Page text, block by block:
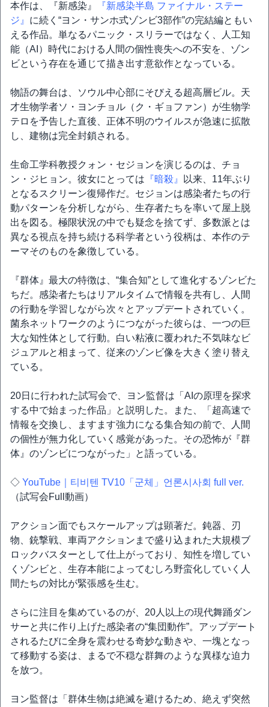
本作は、『新感染』
『新感染半島 ファイナル・ステー
ジ』 に続く“ヨン・サンホ式ゾンビ3部作”の完結編ともい
える作品。単なるパニック・スリラーではなく、人工知
能（AI）時代における人間の個性喪失への不安を、ゾン
ビという存在を通じて描き出す意欲作となっている。
物語の舞台は、ソウル中心部にそびえる超高層ビル。天
才生物学者ソ・ヨンチョル（ク・ギョファン）が生物学
テロを予告した直後、正体不明のウイルスが急速に拡散
し、建物は完全封鎖される。
生命工学科教授クォン・セジョンを演じるのは、チョ
ン・ジヒョン。彼女にとっては 『暗殺』
以来、11年ぶり
となるスクリーン復帰作だ。セジョンは感染者たちの行
動パターンを分析しながら、生存者たちを率いて屋上脱
出を図る。極限状況の中でも疑念を捨てず、多数派とは
異なる視点を持ち続ける科学者という役柄は、本作のテ
ーマそのものを象徴している。
『群体』最大の特徴は、“集合知”として進化するゾンビた
ちだ。感染者たちはリアルタイムで情報を共有し、人間
の行動を学習しながら次々とアップデートされていく。
菌糸ネットワークのようにつながった彼らは、一つの巨
大な知性体として行動。白い粘液に覆われた不気味なビ
ジュアルと相まって、従来のゾンビ像を大きく塗り替え
ている。
20日に行われた試写会で、ヨン監督は「AIの原理を探求
する中で始まった作品」と説明した。また、「超高速で
情報を交換し、ますます強力になる集合知の前で、人間
の個性が無力化していく感覚があった。その恐怖が『群
体』のゾンビにつながった」と語っている。
◇ YouTube｜티비텐 TV10「군체」언론시사회 full ver.
（試写会Full動画）
アクション面でもスケールアップは顕著だ。鈍器、刃
物、銃撃戦、車両アクションまで盛り込まれた大規模ブ
ロックバスターとして仕上がっており、知性を増してい
くゾンビと、生存本能によってむしろ野蛮化していく人
間たちの対比が緊張感を生む。
さらに注目を集めているのが、20人以上の現代舞踊ダン
サーと共に作り上げた感染者の“集団動作”。アップデート
されるたびに全身を震わせる奇妙な動きや、一塊となっ
て移動する姿は、まるで不穏な群舞のような異様な迫力
を放つ。
ヨン監督は「群体生物は絶滅を避けるため、絶えず突然